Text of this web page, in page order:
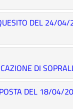
DEL 24/
DI
DEL 18/04/